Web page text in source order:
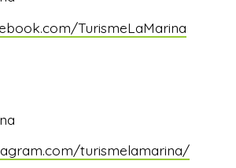
TurismeLaMarina
turismelamarina/